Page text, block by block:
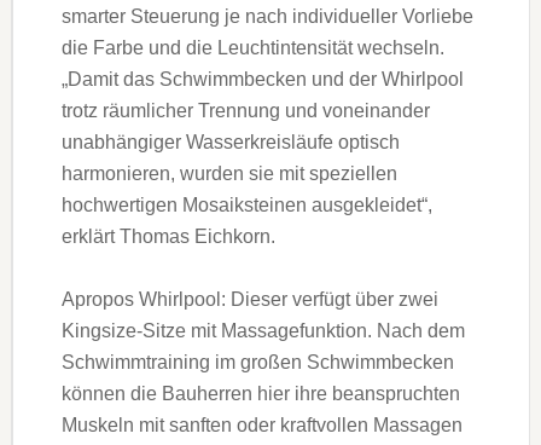
smarter Steuerung je nach individueller Vorliebe
die Farbe und die Leuchtintensität wechseln.
„Damit das Schwimmbecken und der Whirlpool
trotz räumlicher Trennung und voneinander
unabhängiger Wasserkreisläufe optisch
harmonieren, wurden sie mit speziellen
hochwertigen Mosaiksteinen ausgekleidet“,
erklärt Thomas Eichkorn.
Apropos Whirlpool: Dieser verfügt über zwei
Kingsize-Sitze mit Massagefunktion. Nach dem
Schwimmtraining im großen Schwimmbecken
können die Bauherren hier ihre beanspruchten
Muskeln mit sanften oder kraftvollen Massagen